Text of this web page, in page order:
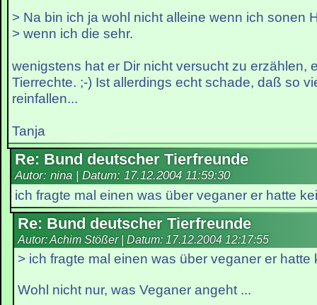
> Na bin ich ja wohl nicht alleine wenn ich sonen
> wenn ich die sehr.
wenigstens hat er Dir nicht versucht zu erzählen,
Tierrechte. ;-) Ist allerdings echt schade, daß so
reinfallen...
Tanja
Re: Bund deutscher Tierfreunde
Autor: nina | Datum: 17.12.2004 11:59:30
ich fragte mal einen was über veganer er hatte
Re: Bund deutscher Tierfreunde
Autor: Achim Stößer | Datum: 17.12.2004 12:17:55
> ich fragte mal einen was über veganer er hatte
Wohl nicht nur, was Veganer angeht ...